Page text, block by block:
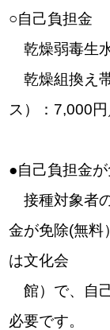
○自己負担金
乾燥弱毒生
乾燥組換え
ス）：7,000円
●自己負担金
接種対象者
金が免除(無料
は文化会
館）で、自
必要です。